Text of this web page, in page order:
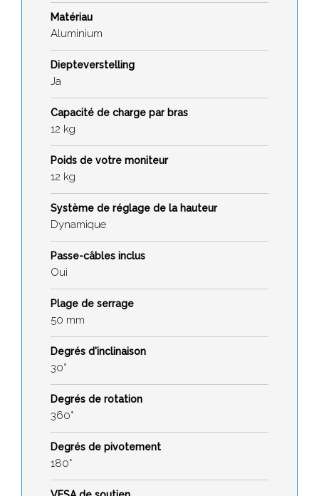
Matériau
Aluminium
Diepteverstelling
Ja
Capacité de charge par bras
12 kg
Poids de votre moniteur
12 kg
Système de réglage de la hauteur
Dynamique
Passe-câbles inclus
Oui
Plage de serrage
50 mm
Degrés d'inclinaison
30°
Degrés de rotation
360°
Degrés de pivotement
180°